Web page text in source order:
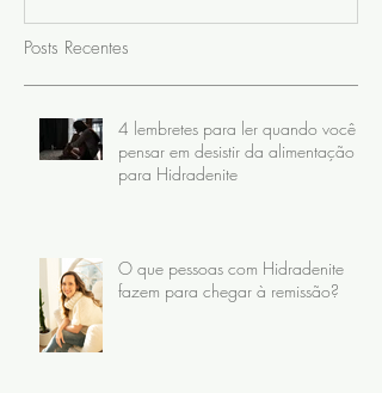
Posts Recentes
4 lembretes para ler quando você
pensar em desistir da alimentação
para Hidradenite
O que pessoas com Hidradenite
fazem para chegar à remissão?